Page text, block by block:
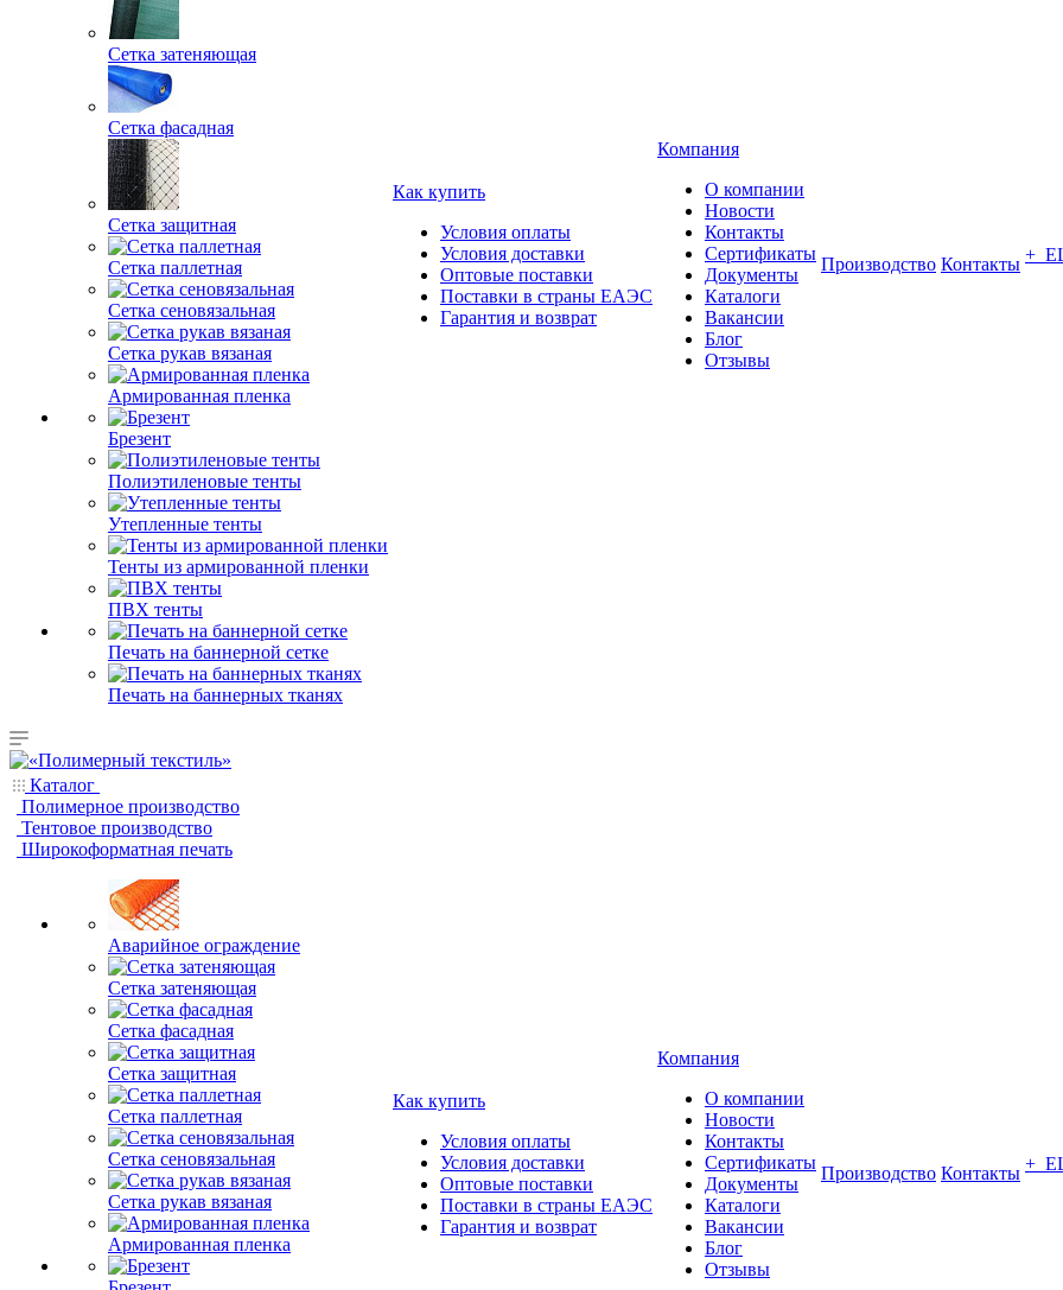
Сетка затеняющая
Сетка фасадная
Сетка защитная
Сетка паллетная
Сетка сеновязальная
Сетка рукав вязаная
Армированная пленка
Брезент
Полиэтиленовые тенты
Утепленные тенты
Тенты из армированной пленки
ПВХ тенты
Печать на баннерной сетке
Печать на баннерных тканях
Как купить
Условия оплаты
Условия доставки
Оптовые поставки
Поставки в страны ЕАЭС
Гарантия и возврат
Компания
О компании
Новости
Контакты
Сертификаты
Документы
Каталоги
Вакансии
Блог
Отзывы
Производство Контакты +
Каталог
Полимерное производство
Тентовое производство
Широкоформатная печать
Аварийное ограждение
Сетка затеняющая
Сетка фасадная
Сетка защитная
Сетка паллетная
Сетка сеновязальная
Сетка рукав вязаная
Армированная пленка
Как купить
Условия оплаты
Условия доставки
Оптовые поставки
Поставки в страны ЕАЭС
Гарантия и возврат
Компания
О компании
Новости
Контакты
Сертификаты
Документы
Каталоги
Вакансии
Блог
Отзывы
Производство Контакты +